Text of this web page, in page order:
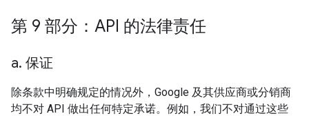
第 9 部分：API 的法律责任
a. 保证
除条款中明确规定的情况外，Google 及其供应商或分销商
均不对 API 做出任何特定承诺。例如，我们不对通过这些